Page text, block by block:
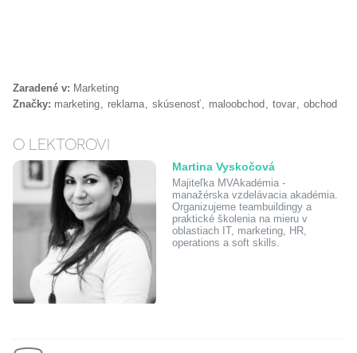
Zaradené v: Marketing
Značky: marketing reklama skúsenosť maloobchod tovar obchod
O LEKTOROVI
Martina Vyskočová
Majiteľka MVAkadémia -
manažérska vzdelávacia akadémia.
Organizujeme teambuildingy a
praktické školenia na mieru v
oblastiach IT, marketing, HR,
operations a soft skills.